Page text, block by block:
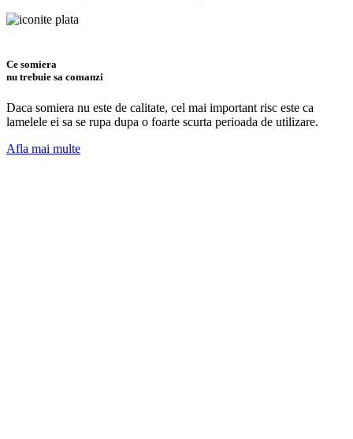
Ce somiera
nu trebuie sa comanzi
Daca somiera nu este de calitate, cel mai important risc este ca
lamelele ei sa se rupa dupa o foarte scurta perioada de utilizare.
Afla mai multe